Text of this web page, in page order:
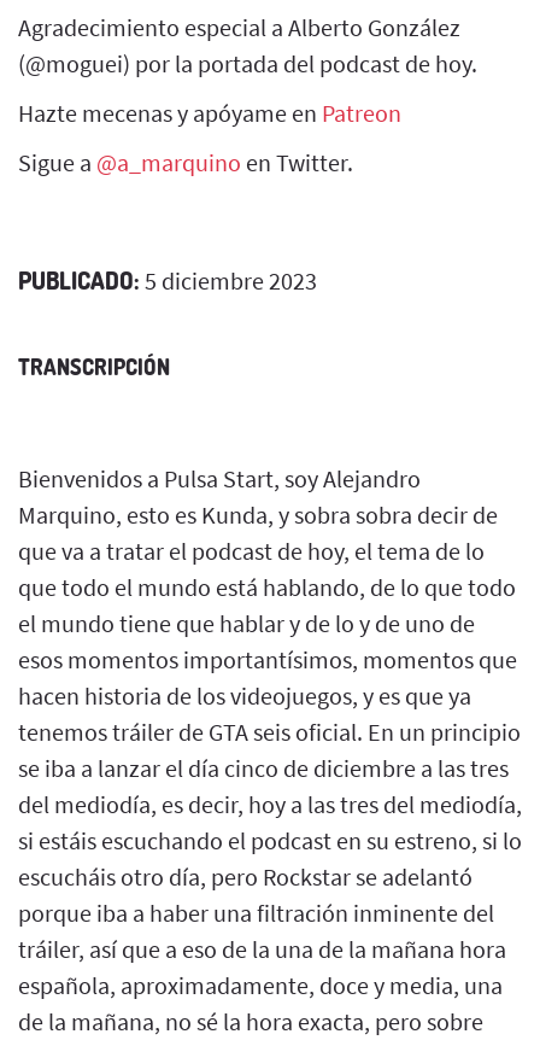
Agradecimiento especial a Alberto González
(@moguei) por la portada del podcast de hoy.
Hazte mecenas y apóyame en Patreon
Sigue a @a_marquino en Twitter.
PUBLICADO: 5 diciembre 2023
TRANSCRIPCIÓN
Bienvenidos a Pulsa Start, soy Alejandro
Marquino, esto es Kunda, y sobra sobra decir de
que va a tratar el podcast de hoy, el tema de lo
que todo el mundo está hablando, de lo que todo
el mundo tiene que hablar y de lo y de uno de
esos momentos importantísimos, momentos que
hacen historia de los videojuegos, y es que ya
tenemos tráiler de GTA seis oficial. En un principio
se iba a lanzar el día cinco de diciembre a las tres
del mediodía, es decir, hoy a las tres del mediodía,
si estáis escuchando el podcast en su estreno, si lo
escucháis otro día, pero Rockstar se adelantó
porque iba a haber una filtración inminente del
tráiler, así que a eso de la una de la mañana hora
española, aproximadamente, doce y media, una
de la mañana, no sé la hora exacta, pero sobre